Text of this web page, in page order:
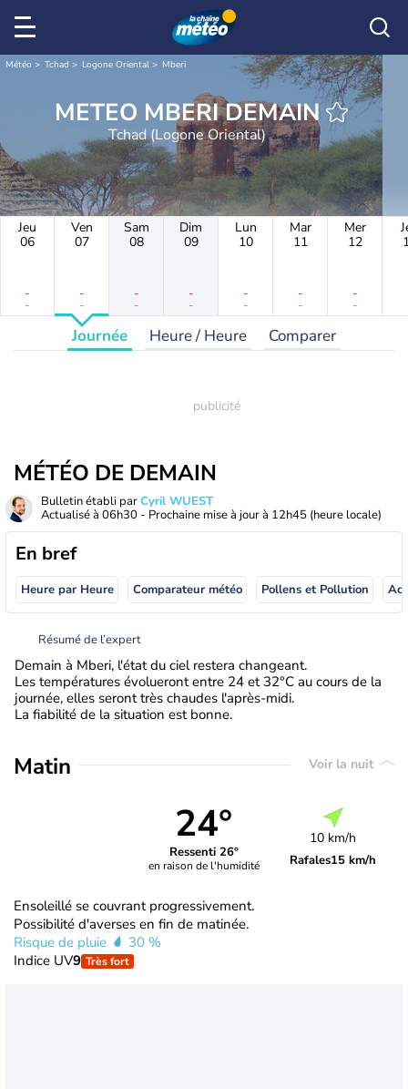
Météo Tchad Logone Oriental Mberi
METEO MBERI DEMAIN
Tchad (Logone Oriental)
Jeu
06
-
-
Ven
07
-
-
Sam
08
-
-
Dim
09
-
-
Lun
10
-
-
Mar
11
-
-
Mer
12
-
-
Journée Heure / Heure Comparer
MÉTÉO DE DEMAIN
Bulletin établi parCyril WUEST
Actualisé à 06h30 - Prochaine mise à jour à 12h45 (heure locale)
En bref
Heure par Heure Comparateur météo Pollens et Pollution
Résumé de l’expert
Demain à Mberi, l'état du ciel restera changeant.
Les températures évolueront entre 24 et 32°C au cours de la
journée, elles seront très chaudes l'après-midi.
La fiabilité de la situation est bonne.
Matin Voir la nuit
24°
Ressenti 26°
en raison de l'humidité
10 km/h
Rafales15 km/h
Ensoleillé se couvrant progressivement.
Possibilité d'averses en fin de matinée.
Risque de pluie
30 %
Indice UV9 Très fort